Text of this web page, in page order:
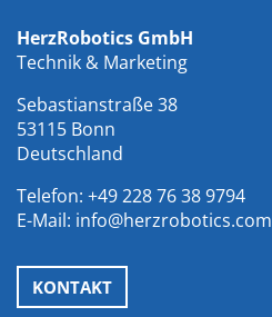
HerzRobotics GmbH
Technik & Marketing
Sebastianstraße 38
53115 Bonn
Deutschland
Telefon: +49 228 76 38 9794
E-Mail: info@herzrobotics.com
KONTAKT